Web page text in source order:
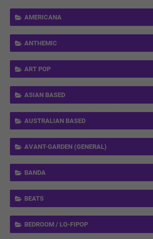
AMERICANA
ANTHEMIC
ART POP
ASIAN BASED
AUSTRALIAN BASED
AVANT-GARDEN (GENERAL)
BANDA
BEATS
BEDROOM / LO-FIPOP